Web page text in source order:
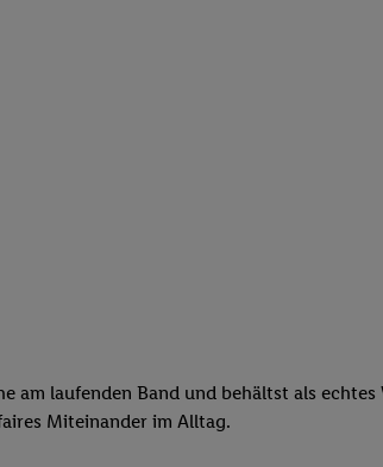
am laufenden Band und behältst als
Miteinander im Alltag.